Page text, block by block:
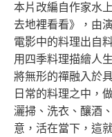
本片改編自作家水
去地裡看看》，由
電影中的料理出自
用四季料理描繪人
將無形的禪融入於
日常的料理之中，
灑掃、洗衣、釀酒
意，活在當下，這